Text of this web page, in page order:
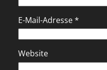
E-Mail-Adresse*
Website